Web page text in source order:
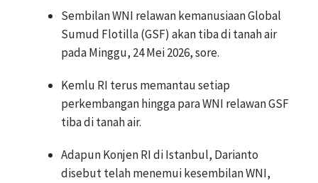
Sembilan WNI relawan kemanusiaan Global
Sumud Flotilla (GSF) akan tiba di tanah air
pada Minggu, 24 Mei 2026, sore.
Kemlu RI terus memantau setiap
perkembangan hingga para WNI relawan GSF
tiba di tanah air.
Adapun Konjen RI di Istanbul, Darianto
disebut telah menemui kesembilan WNI,